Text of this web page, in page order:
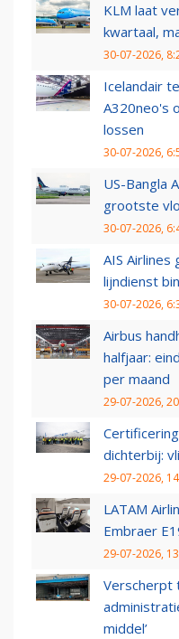
KLM laat
kwartaal,
30-07-2026,
Icelandair
A320neo's
lossen
30-07-2026,
US-Bangla
grootste
30-07-2026,
AIS
lijndienst
30-07-2026,
Airbus
halfjaar:
per maand
29-07-2026,
dichterbij:
29-07-2026,
LATAM
Embraer
29-07-2026,
Verscherpt
middel’